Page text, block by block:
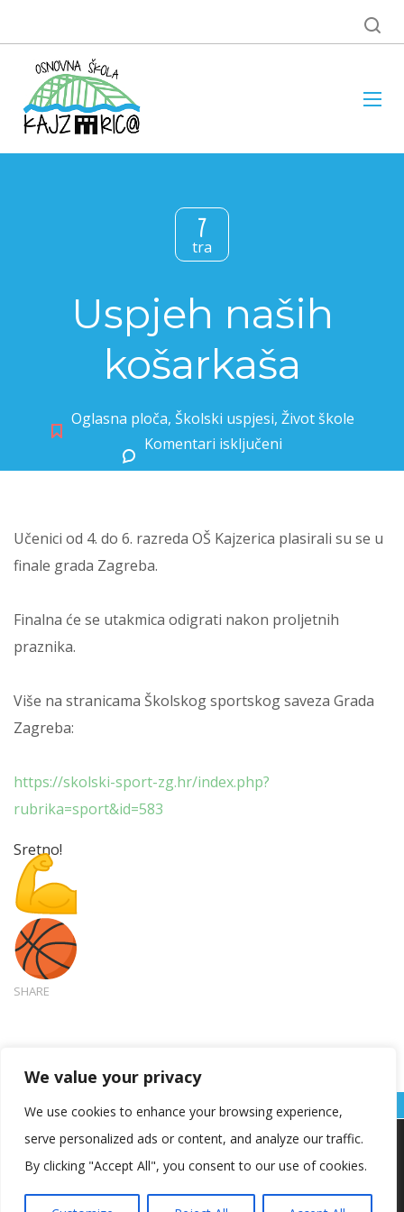
We value your privacy
We use cookies to enhance your browsing experience,
serve personalized ads or content, and analyze our traffic.
By clicking "Accept All", you consent to our use of cookies.
7
tra
Uspjeh naših
košarkaša
Oglasna ploča, Školski uspjesi, Život škole
Komentari isključeni
Učenici od 4. do 6. razreda OŠ Kajzerica plasirali su se u
finale grada Zagreba.
Finalna će se utakmica odigrati nakon proljetnih
praznika.
Više na stranicama Školskog sportskog saveza Grada
Zagreba:
https://skolski-sport-zg.hr/index.php?
rubrika=sport&id=583
Sretno!
SHARE
Koristimo kolačiće kako bismo vam pružili najbolje iskustvo na
našoj web stranici.
Informacije o kolačićima koje koristimo ili opcije za